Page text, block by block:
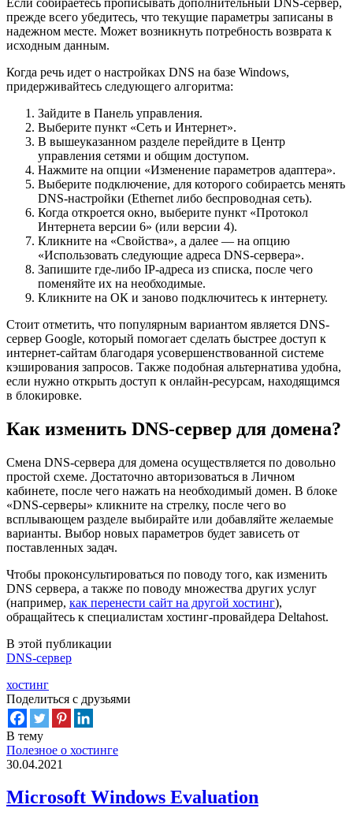
прежде всего убедитесь, что текущие параметры записаны в
надежном месте. Может возникнуть потребность возврата к
исходным данным.
Когда речь идет о настройках DNS на базе Windows,
придерживайтесь следующего алгоритма:
Зайдите в Панель управления.
Выберите пункт «Сеть и Интернет».
В вышеуказанном разделе перейдите в Центр
управления сетями и общим доступом.
Нажмите на опции «Изменение параметров адаптера».
Выберите подключение, для которого собираетсь менять
DNS-настройки (Ethernet либо беспроводная сеть).
Когда откроется окно, выберите пункт «Протокол
Интернета версии 6» (или версии 4).
Кликните на «Свойства», а далее — на опцию
«Использовать следующие адреса DNS-сервера».
Запишите где-либо IP-адреса из списка, после чего
поменяйте их на необходимые.
Кликните на ОК и заново подключитесь к интернету.
Стоит отметить, что популярным вариантом является DNS-
сервер Google, который помогает сделать быстрее доступ к
интернет-сайтам благодаря усовершенствованной системе
кэширования запросов. Также подобная альтернатива удобна,
если нужно открыть доступ к онлайн-ресурсам, находящимся
в блокировке.
Как изменить DNS-сервер для домена?
Смена DNS-сервера для домена осуществляется по довольно
простой схеме. Достаточно авторизоваться в Личном
кабинете, после чего нажать на необходимый домен. В блоке
«DNS-серверы» кликните на стрелку, после чего во
всплывающем разделе выбирайте или добавляйте желаемые
варианты. Выбор новых параметров будет зависеть от
поставленных задач.
Чтобы проконсультироваться по поводу того, как изменить
DNS сервера, а также по поводу множества других услуг
(например, как перенести сайт на другой хостинг),
обращайтесь к специалистам хостинг-провайдера Deltahost.
В этой публикации
DNS-сервер
хостинг
Поделиться с друзьями
В тему
Полезное о хостинге
30.04.2021
Microsoft Windows Evaluation